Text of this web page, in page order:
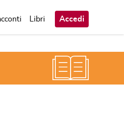
Libri Accedi